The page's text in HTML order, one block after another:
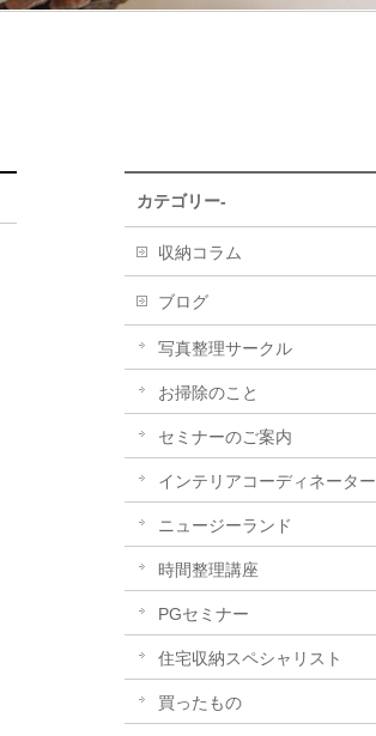
カテゴリー-
収納コラム
ブログ
写真整理サークル
お掃除のこと
セミナーのご案内
インテリアコーディネーター
ニュージーランド
時間整理講座
PGセミナー
住宅収納スペシャリスト
買ったもの